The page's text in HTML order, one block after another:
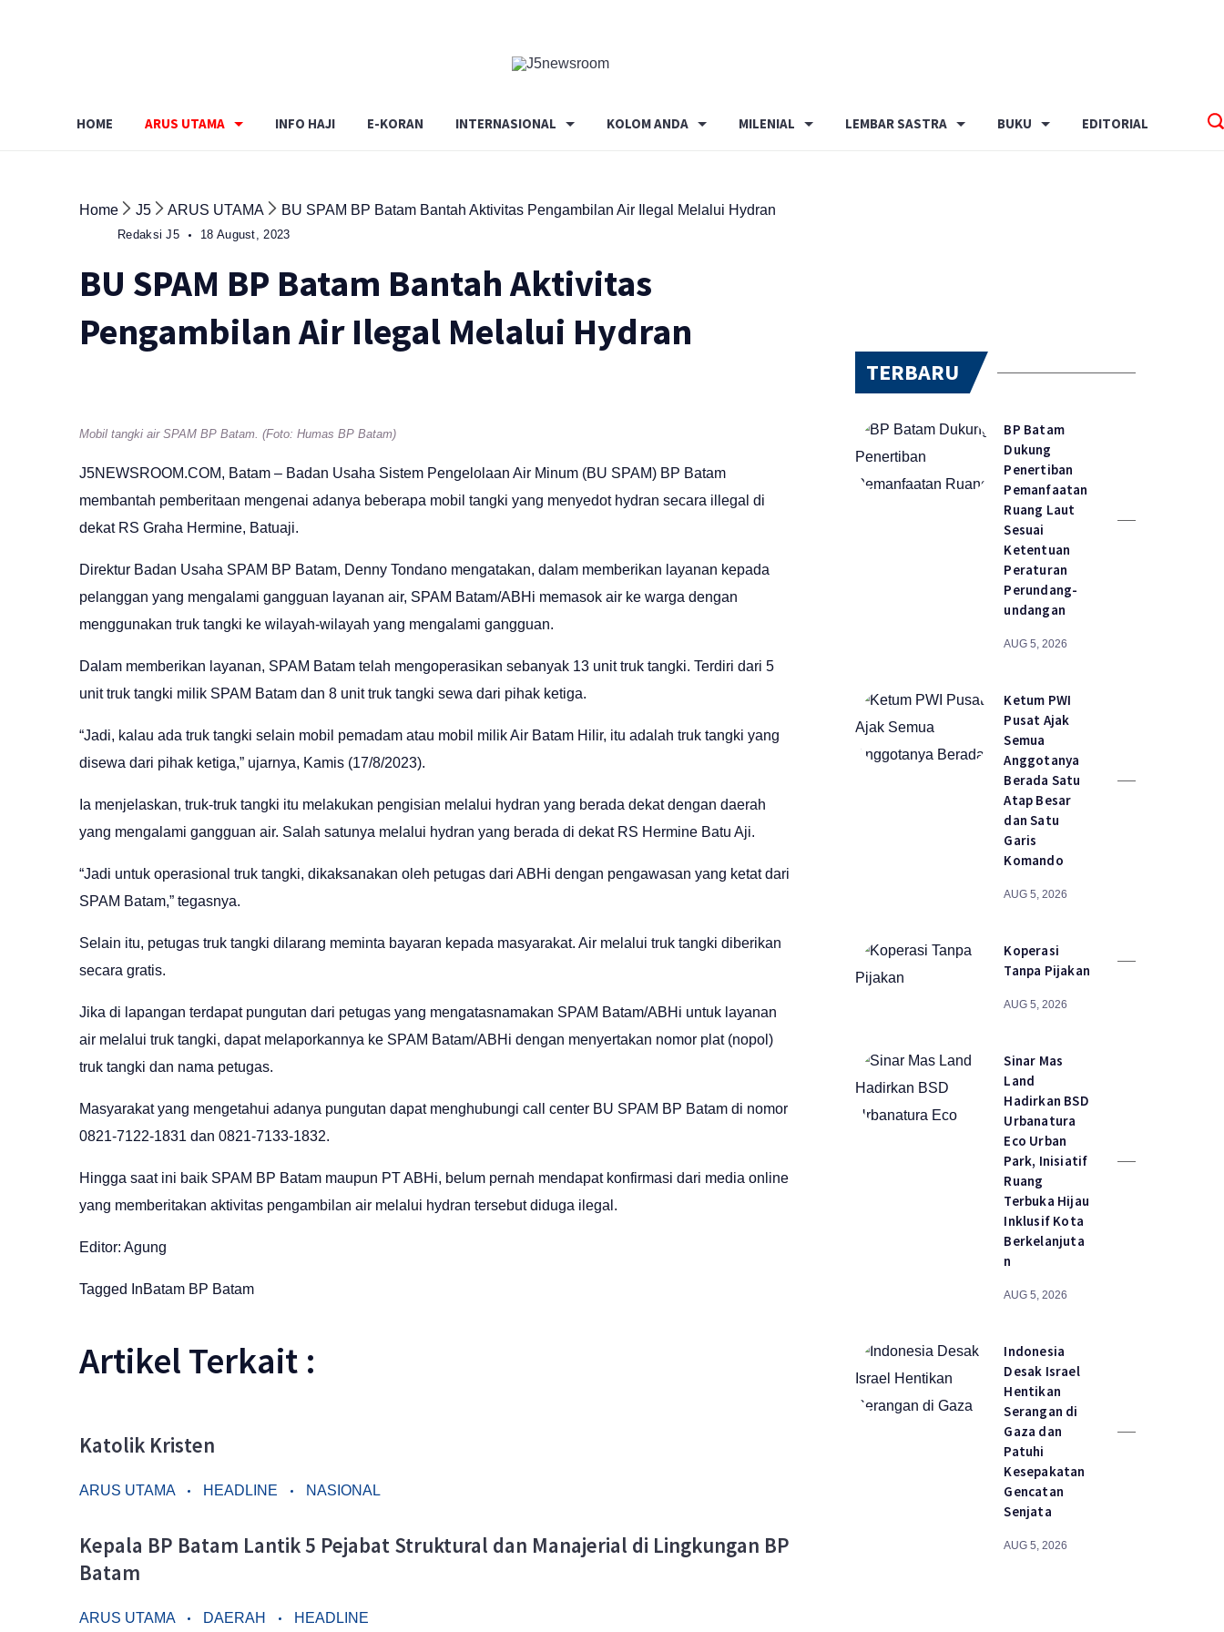
Pers
✔️
HOME ARUS UTAMA INFO HAJI E-KORAN INTERNASIONAL KOLOM ANDA MILENIAL LEMBAR SASTRA BUKU EDITORIAL
Home J5 ARUS UTAMA BU SPAM BP Batam Bantah Aktivitas Pengambilan Air Ilegal Melalui Hydran
Redaksi J5 18 August, 2023
BU SPAM BP Batam Bantah Aktivitas
Pengambilan Air Ilegal Melalui Hydran
Mobil tangki air SPAM BP Batam. (Foto: Humas BP Batam)
J5NEWSROOM.COM, Batam – Badan Usaha Sistem Pengelolaan Air Minum (BU SPAM) BP Batam
membantah pemberitaan mengenai adanya beberapa mobil tangki yang menyedot hydran secara illegal di
dekat RS Graha Hermine, Batuaji.
Direktur Badan Usaha SPAM BP Batam, Denny Tondano mengatakan, dalam memberikan layanan kepada
pelanggan yang mengalami gangguan layanan air, SPAM Batam/ABHi memasok air ke warga dengan
menggunakan truk tangki ke wilayah-wilayah yang mengalami gangguan.
Dalam memberikan layanan, SPAM Batam telah mengoperasikan sebanyak 13 unit truk tangki. Terdiri dari 5
unit truk tangki milik SPAM Batam dan 8 unit truk tangki sewa dari pihak ketiga.
“Jadi, kalau ada truk tangki selain mobil pemadam atau mobil milik Air Batam Hilir, itu adalah truk tangki yang
disewa dari pihak ketiga,” ujarnya, Kamis (17/8/2023).
Ia menjelaskan, truk-truk tangki itu melakukan pengisian melalui hydran yang berada dekat dengan daerah
yang mengalami gangguan air. Salah satunya melalui hydran yang berada di dekat RS Hermine Batu Aji.
“Jadi untuk operasional truk tangki, dikaksanakan oleh petugas dari ABHi dengan pengawasan yang ketat dari
SPAM Batam,” tegasnya.
Selain itu, petugas truk tangki dilarang meminta bayaran kepada masyarakat. Air melalui truk tangki diberikan
secara gratis.
Jika di lapangan terdapat pungutan dari petugas yang mengatasnamakan SPAM Batam/ABHi untuk layanan
air melalui truk tangki, dapat melaporkannya ke SPAM Batam/ABHi dengan menyertakan nomor plat (nopol)
truk tangki dan nama petugas.
Masyarakat yang mengetahui adanya pungutan dapat menghubungi call center BU SPAM BP Batam di nomor
0821-7122-1831 dan 0821-7133-1832.
Hingga saat ini baik SPAM BP Batam maupun PT ABHi, belum pernah mendapat konfirmasi dari media online
yang memberitakan aktivitas pengambilan air melalui hydran tersebut diduga ilegal.
Editor: Agung
Tagged InBatam BP Batam
Artikel Terkait :
Katolik Kristen
ARUS UTAMA HEADLINE NASIONAL
Kepala BP Batam Lantik 5 Pejabat Struktural dan Manajerial di Lingkungan BP
Batam
ARUS UTAMA DAERAH HEADLINE
TERBARU
BP Batam
Dukung
Penertiban
Pemanfaatan
Ruang Laut
Sesuai
Ketentuan
Peraturan
Perundang-
undangan
AUG 5, 2026
Ketum PWI
Pusat Ajak
Semua
Anggotanya
Berada Satu
Atap Besar
dan Satu
Garis
Komando
AUG 5, 2026
Koperasi
Tanpa Pijakan
AUG 5, 2026
Sinar Mas
Land
Hadirkan BSD
Urbanatura
Eco Urban
Park, Inisiatif
Ruang
Terbuka Hijau
Inklusif Kota
Berkelanjuta
n
AUG 5, 2026
Indonesia
Desak Israel
Hentikan
Serangan di
Gaza dan
Patuhi
Kesepakatan
Gencatan
Senjata
AUG 5, 2026